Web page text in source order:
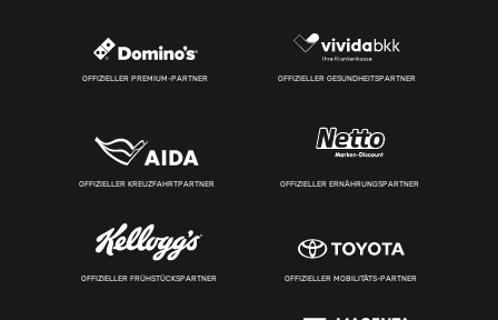
OFFIZIELLER PREMIUM-PARTNER OFFIZIELLER GESUNDHEITSPARTNER
OFFIZIELLER KREUZFAHRTPARTNER OFFIZIELLER ERNÄHRUNGSPARTNER
OFFIZIELLER FRÜHSTÜCKSPARTNER OFFIZIELLER MOBILITÄTS-PARTNER